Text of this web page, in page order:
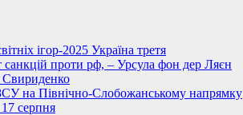
ігор-2025 Україна третя
проти рф, – Урсула фон дер Ляєн
Свириденко
на Північно-Слобожанському напрямку
17 серпня